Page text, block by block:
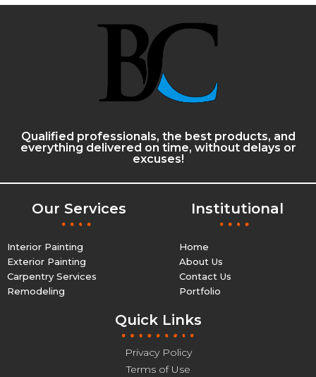
Qualified professionals, the best products, and
everything delivered on time, without delays or
excuses!
Our Services
Interior Painting
Exterior Painting
Carpentry Services
Remodeling
Institutional
Home
About Us
Contact Us
Portfolio
Quick Links
Privacy Policy
Terms of Use